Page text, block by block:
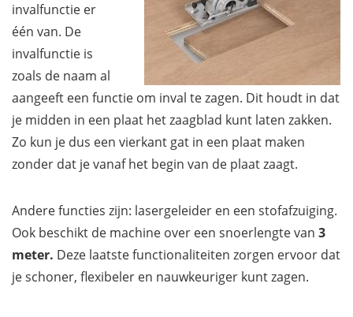
invalfunctie er
één van. De
invalfunctie is
zoals de naam al
aangeeft een functie om inval te zagen. Dit houdt in dat
je midden in een plaat het zaagblad kunt laten zakken.
Zo kun je dus een vierkant gat in een plaat maken
zonder dat je vanaf het begin van de plaat zaagt.
Andere functies zijn: lasergeleider en een stofafzuiging.
Ook beschikt de machine over een snoerlengte van 3
meter. Deze laatste functionaliteiten zorgen ervoor dat
je schoner, flexibeler en nauwkeuriger kunt zagen.